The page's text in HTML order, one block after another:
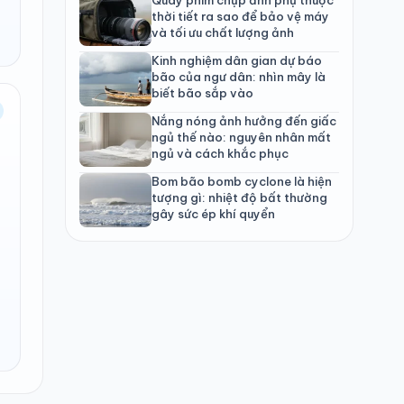
thời tiết ra sao để bảo vệ máy
và tối ưu chất lượng ảnh
Kinh nghiệm dân gian dự báo
bão của ngư dân: nhìn mây là
biết bão sắp vào
Nắng nóng ảnh hưởng đến giấc
ngủ thế nào: nguyên nhân mất
ngủ và cách khắc phục
Bom bão bomb cyclone là hiện
tượng gì: nhiệt độ bất thường
gây sức ép khí quyển